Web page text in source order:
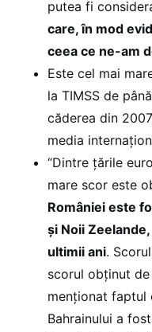
putea fi
care, în mod
ceea ce ne-am
Este cel mai
la TIMSS de
căderea din
media
“Dintre țările
mare scor este
României este
și Noii
ultimii ani.
scorul obținut
menționat faptul
Bahrainului a